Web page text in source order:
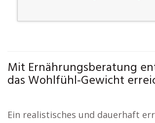
Mit Ernährungsberatung
das Wohlfühl-Gewicht
Ein realistisches und dauerhaft